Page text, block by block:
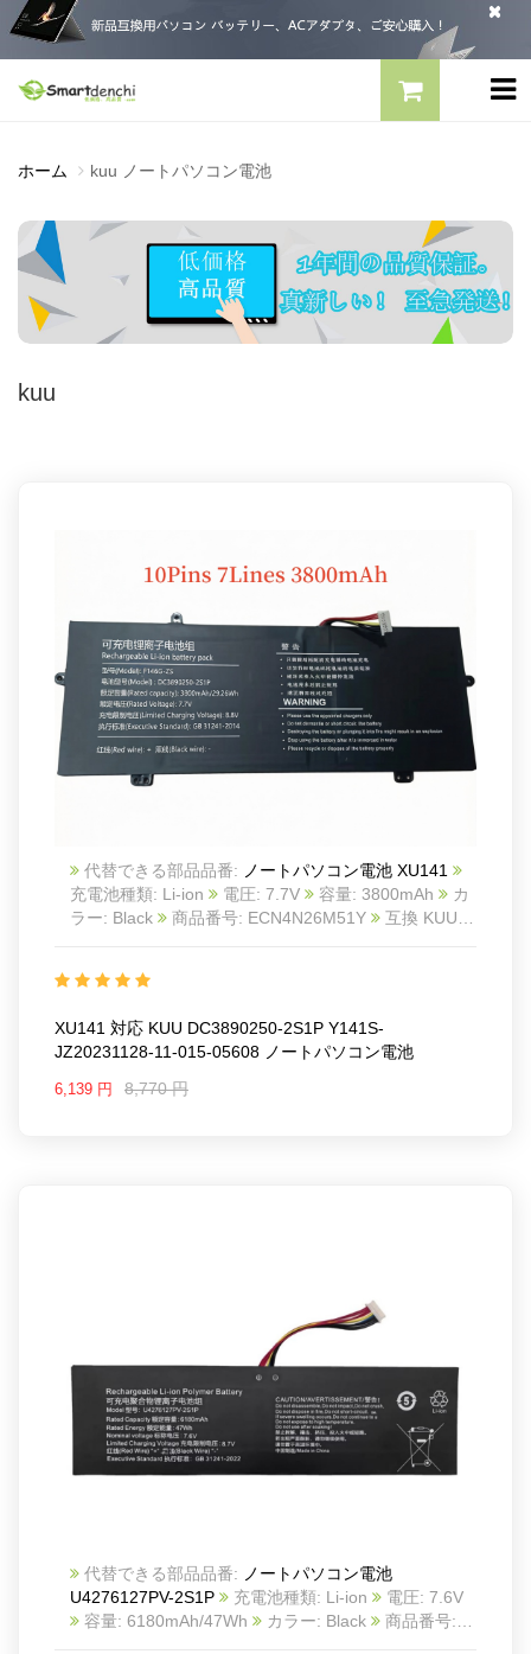
ホーム kuu ノートパソコン電池
kuu
代替できる部品品番: ノートパソコン電池 XU141
充電池種類: Li-ion
電圧: 7.7V 容量: 3800mAh
カ
ラー: Black
商品番号: ECN4N26M51Y
互換 KUU
応ラッ モデル: For KUU F146G-ZSKUU Y141S
05608
XU141 対応 KUU DC3890250-2S1P Y141S-
JZ20231128-11-015-05608 ノートパソコン電池
6,139 円 8,770 円
代替できる部品品番: ノートパソコン電池
U4276127PV-2S1P
充電池種類: Li-ion
電圧: 7.6V
容量: 6180mAh/47Wh
カラー: Black
商品番号: